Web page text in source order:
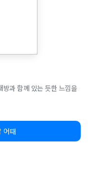
방과 함께 있는 듯한 느낌을
어때